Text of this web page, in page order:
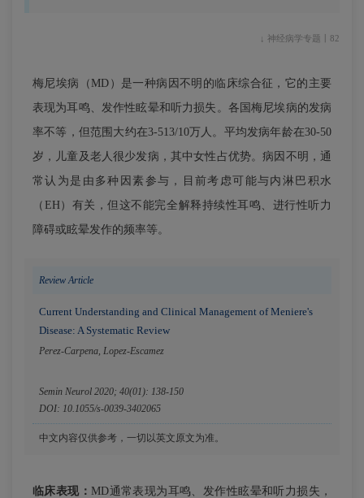
↓ 神经病学专题丨82
梅尼埃病（MD）是一种病因不明的临床综合征，它的主要
表现为耳鸣、发作性眩晕和听力损失。各国梅尼埃病的发病
率不等，但范围大约在3-513/10万人。平均发病年龄在30-50
岁，儿童及老人很少发病，其中女性占优势。病因不明，通
常认为是由多种因素参与，目前考虑可能与内淋巴积水
（EH）有关，但这不能完全解释持续性耳鸣、进行性听力
障碍或眩晕发作的频率等。
Review Article
Current Understanding and Clinical Management of Meniere's
Disease: A Systematic Review
Perez-Carpena, Lopez-Escamez
Semin Neurol 2020; 40(01): 138-150
DOI: 10.1055/s-0039-3402065
中文内容仅供参考，一切以英文原文为准。
临床表现：MD通常表现为耳鸣、发作性眩晕和听力损失，